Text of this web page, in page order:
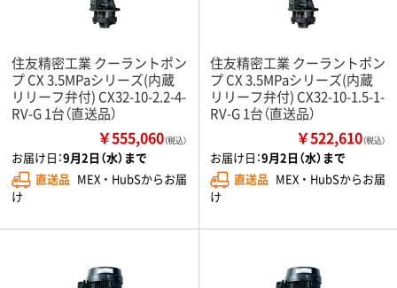
住友精密工業 クーラントポン
プ CX 3.5MPaシリーズ(内蔵
リリーフ弁付) CX32-10-2.2-4-
RV-G 1台（直送品）
￥555,060（税込）
お届け日：9月2日（水）まで
直送品 MEX ・ HubSからお届
け
住友精密工業 クーラントポン
プ CX 3.5MPaシリーズ(内蔵
リリーフ弁付) CX32-10-1.5-1-
RV-G 1台（直送品）
￥522,610（税込）
お届け日：9月2日（水）まで
直送品 MEX ・ HubSからお届
け